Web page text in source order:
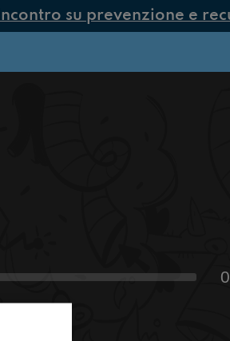
su prevenzione e